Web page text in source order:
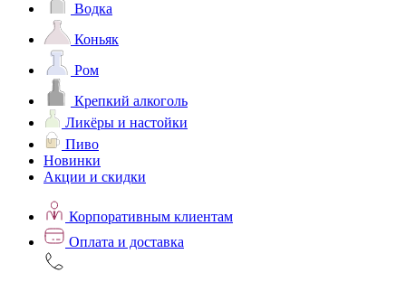
Водка
Коньяк
Ром
Крепкий алкоголь
Ликёры и настойки
Пиво
Новинки
Акции и скидки
Корпоративным клиентам
Оплата и доставка